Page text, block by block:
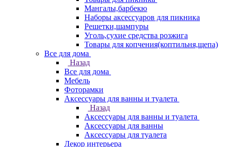
Мангалы,барбекю
Наборы аксессуаров для пикника
Решетки,шампуры
Уголь,сухие средства розжига
Товары для копчения(коптильня,щепа)
Все для дома
Назад
Все для дома
Мебель
Фоторамки
Аксессуары для ванны и туалета
Назад
Аксессуары для ванны и туалета
Аксессуары для ванны
Аксессуары для туалета
Декор интерьера